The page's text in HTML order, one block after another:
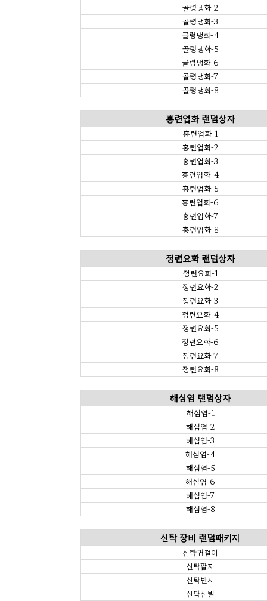
골령냉화-2
골령냉화-3
골령냉화-4
골령냉화-5
골령냉화-6
골령냉화-7
골령냉화-8
홍련업화 랜덤상자
홍련업화-1
홍련업화-2
홍련업화-3
홍련업화-4
홍련업화-5
홍련업화-6
홍련업화-7
홍련업화-8
정련요화 랜덤상자
정련요화-1
정련요화-2
정련요화-3
정련요화-4
정련요화-5
정련요화-6
정련요화-7
정련요화-8
해심염 랜덤상자
해심염-1
해심염-2
해심염-3
해심염-4
해심염-5
해심염-6
해심염-7
해심염-8
신탁 장비 랜덤패키지
신탁귀걸이
신탁팔지
신탁반지
신탁신발